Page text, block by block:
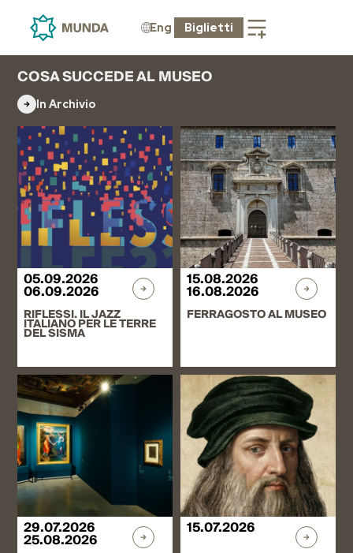
Eng Biglietti
COSA SUCCEDE AL MUSEO
In Archivio
05.09.2026
06.09.2026
RIFLESSI. IL JAZZ
ITALIANO PER LE TERRE
DEL SISMA
15.08.2026
16.08.2026
FERRAGOSTO AL MUSEO
29.07.2026
25.08.2026
15.07.2026